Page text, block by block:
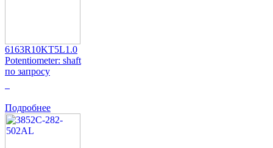
6163R10KT5L1.0
Potentiometer: shaft
по запросу
Подробнее